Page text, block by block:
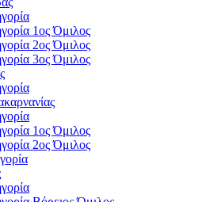
1ος Όμιλος
2ος Όμιλος
3ος Όμιλος
1ος Όμιλος
2ος Όμιλος